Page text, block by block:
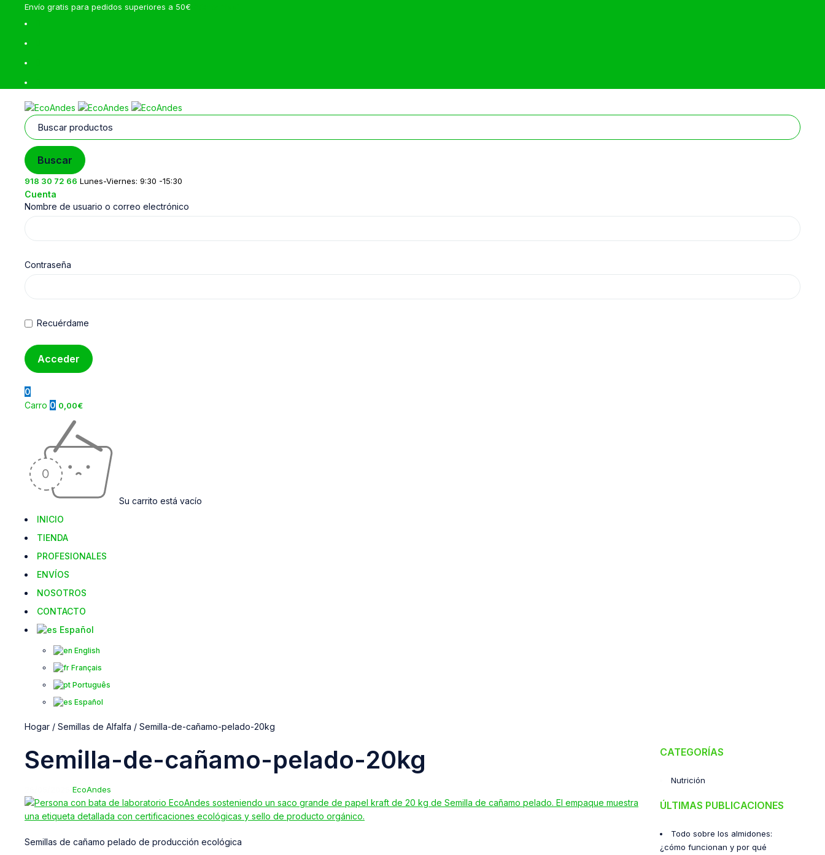
Envío gratis para pedidos superiores a 50€
918 30 72 66 Lunes-Viernes: 9:30 -15:30
Cuenta
Nombre de usuario o correo electrónico
Contraseña
Recuérdame
0
Carro 0 0,00€
Su carrito está vacío
INICIO
TIENDA
PROFESIONALES
ENVÍOS
NOSOTROS
CONTACTO
Español
English
Français
Português
Español
Hogar / Semillas de Alfalfa / Semilla-de-cañamo-pelado-20kg
Semilla-de-cañamo-pelado-20kg
EcoAndes
Semillas de cañamo pelado de producción ecológica
CATEGORÍAS
Nutrición
ÚLTIMAS PUBLICACIONES
Todo sobre los almidones:
¿cómo funcionan y por qué